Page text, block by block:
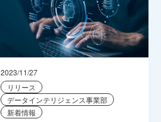
2023/11/27
リリース
データインテリジェンス事業部
新着情報